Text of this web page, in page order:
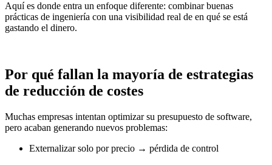
Aquí es donde entra un enfoque diferente: combinar buenas
prácticas de ingeniería con una visibilidad real de en qué se está
gastando el dinero.
Por qué fallan la mayoría de estrategias
de reducción de costes
Muchas empresas intentan optimizar su presupuesto de software,
pero acaban generando nuevos problemas:
Externalizar solo por precio → pérdida de control